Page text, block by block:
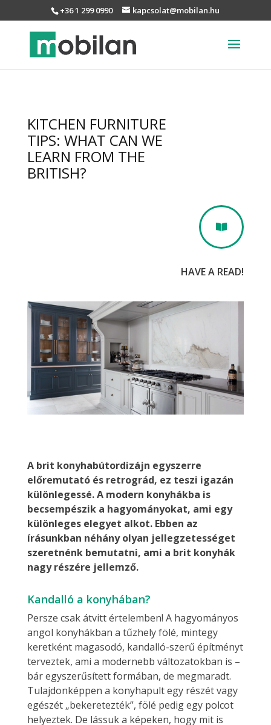
+36 1 299 0990 kapcsolat@mobilan.hu
KITCHEN FURNITURE
TIPS: WHAT CAN WE
LEARN FROM THE
BRITISH?

HAVE A READ!
A brit konyhabútordizájn egyszerre
előremutató és retrográd, ez teszi igazán
különlegessé. A modern konyhákba is
becsempészik a hagyományokat, ami egy
különleges elegyet alkot. Ebben az
írásunkban néhány olyan jellegzetességet
szeretnénk bemutatni, ami a brit konyhák
nagy részére jellemző.
Kandalló a konyhában?
Persze csak átvitt értelemben! A hagyományos
angol konyhákban a tűzhely fölé, mintegy
keretként magasodó, kandalló-szerű építményt
terveztek, ami a modernebb változatokban is –
bár egyszerűsített formában, de megmaradt.
Tulajdonképpen a konyhapult egy részét vagy
egészét „bekeretezték”, fölé pedig egy polcot
helyeztek. De lássuk a képeken, hogy mit is